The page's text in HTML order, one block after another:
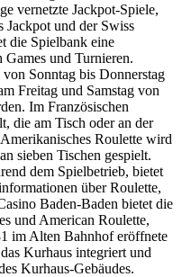
vernetzte Jackpot-Spiele,
Jackpot und der Swiss
die Spielbank eine
und Turnieren.
Sonntag bis Donnerstag
Freitag und Samstag von
Im Französischen
die am Tisch oder an der
Roulette wird
sieben Tischen gespielt.
dem Spielbetrieb, bietet
über Roulette,
Baden-Baden bietet die
und American Roulette,
im Alten Bahnhof eröffnete
Kurhaus integriert und
Kurhaus-Gebäudes.